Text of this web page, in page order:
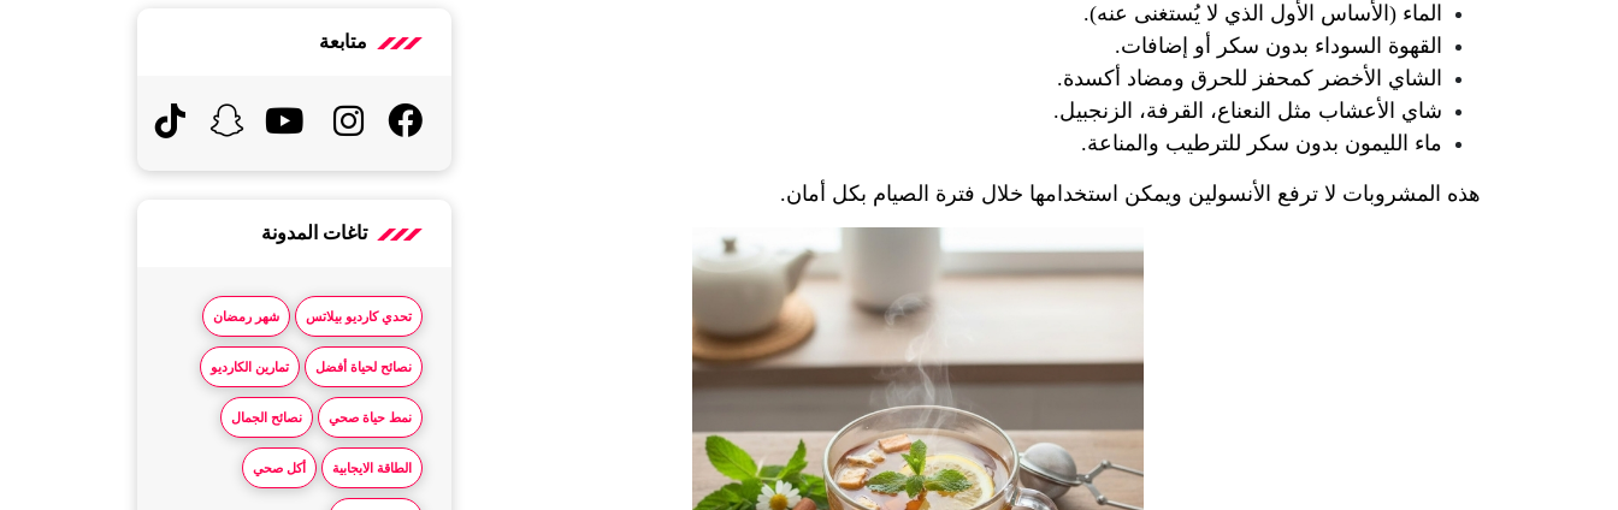
الماء (الأساس الأول الذي لا يُستغنى عنه).
القهوة السوداء بدون سكر أو إضافات.
الشاي الأخضر كمحفز للحرق ومضاد أكسدة.
شاي الأعشاب مثل النعناع، القرفة، الزنجبيل.
ماء الليمون بدون سكر للترطيب والمناعة.
هذه المشروبات لا ترفع الأنسولين ويمكن استخدامها خلال فترة الصيام بكل أمان.
متابعة
تاغات المدونة
تحدي كارديو بيلاتس شهر رمضان
نصائح لحياة أفضل تمارين الكارديو
نمط حياة صحي نصائح الجمال
الطاقة الايجابية أكل صحي